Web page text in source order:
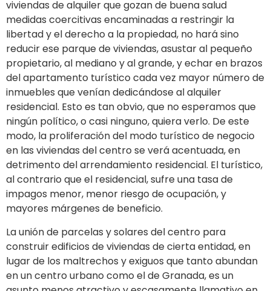
viviendas de alquiler que gozan de buena salud
medidas coercitivas encaminadas a restringir la
libertad y el derecho a la propiedad, no hará sino
reducir ese parque de viviendas, asustar al pequeño
propietario, al mediano y al grande, y echar en brazos
del apartamento turístico cada vez mayor número de
inmuebles que venían dedicándose al alquiler
residencial. Esto es tan obvio, que no esperamos que
ningún político, o casi ninguno, quiera verlo. De este
modo, la proliferación del modo turístico de negocio
en las viviendas del centro se verá acentuada, en
detrimento del arrendamiento residencial. El turístico,
al contrario que el residencial, sufre una tasa de
impagos menor, menor riesgo de ocupación, y
mayores márgenes de beneficio.
La unión de parcelas y solares del centro para
construir edificios de viviendas de cierta entidad, en
lugar de los maltrechos y exiguos que tanto abundan
en un centro urbano como el de Granada, es un